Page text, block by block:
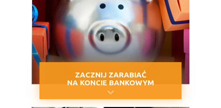
ZACZNIJ ZARABIAĆ
NA KONCIE BANKOWYM